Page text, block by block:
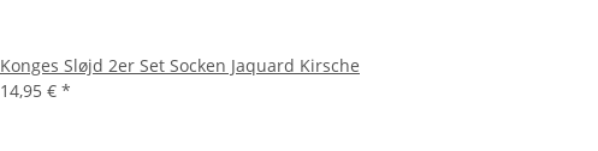
Konges Sløjd 2er Set Socken Jaquard Kirsche
14,95 € *